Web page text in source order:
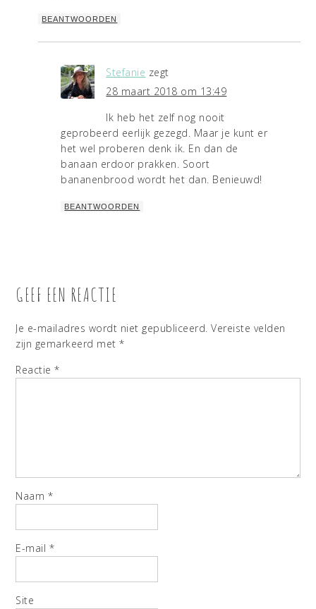
BEANTWOORDEN
Stefanie zegt
28 maart 2018 om 13:49
Ik heb het zelf nog nooit
geprobeerd eerlijk gezegd. Maar je kunt er
het wel proberen denk ik. En dan de
banaan erdoor prakken. Soort
bananenbrood wordt het dan. Benieuwd!
BEANTWOORDEN
GEEF EEN REACTIE
Je e-mailadres wordt niet gepubliceerd. Vereiste velden
zijn gemarkeerd met*
Reactie*
Naam *
E-mail *
Site